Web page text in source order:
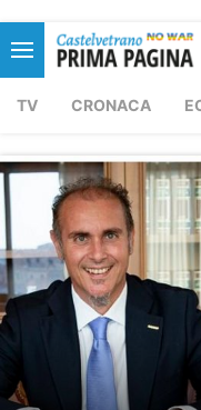
TV CRONACA